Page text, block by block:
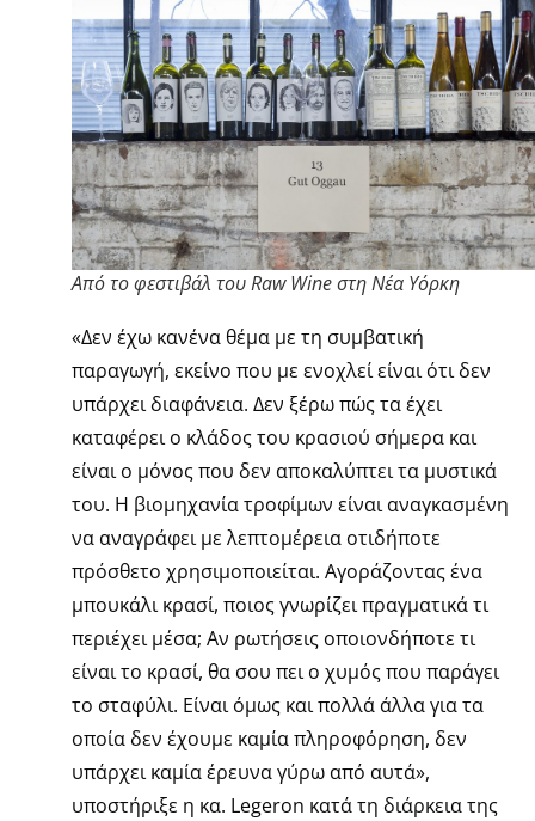
Aπό το φεστιβάλ του Raw Wine στη Νέα Υόρκη
«Δεν έχω κανένα θέμα με τη συμβατική
παραγωγή, εκείνο που με ενοχλεί είναι ότι δεν
υπάρχει διαφάνεια. Δεν ξέρω πώς τα έχει
καταφέρει ο κλάδος του κρασιού σήμερα και
είναι ο μόνος που δεν αποκαλύπτει τα μυστικά
του. Η βιομηχανία τροφίμων είναι αναγκασμένη
να αναγράφει με λεπτομέρεια οτιδήποτε
πρόσθετο χρησιμοποιείται. Αγοράζοντας ένα
μπουκάλι κρασί, ποιος γνωρίζει πραγματικά τι
περιέχει μέσα; Αν ρωτήσεις οποιονδήποτε τι
είναι το κρασί, θα σου πει ο χυμός που παράγει
το σταφύλι. Είναι όμως και πολλά άλλα για τα
οποία δεν έχουμε καμία πληροφόρηση, δεν
υπάρχει καμία έρευνα γύρω από αυτά»,
υποστήριξε η κα. Legeron κατά τη διάρκεια της